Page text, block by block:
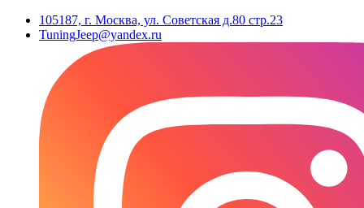
105187, г. Москва, ул. Советская д.80 стр.23
TuningJeep@yandex.ru